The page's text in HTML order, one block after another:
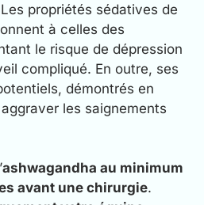
propriétés sédatives de
à celles des
le risque de dépression
compliqué. En outre, ses
démontrés en
les saignements
ashwagandha au minimum
avant une chirurgie.